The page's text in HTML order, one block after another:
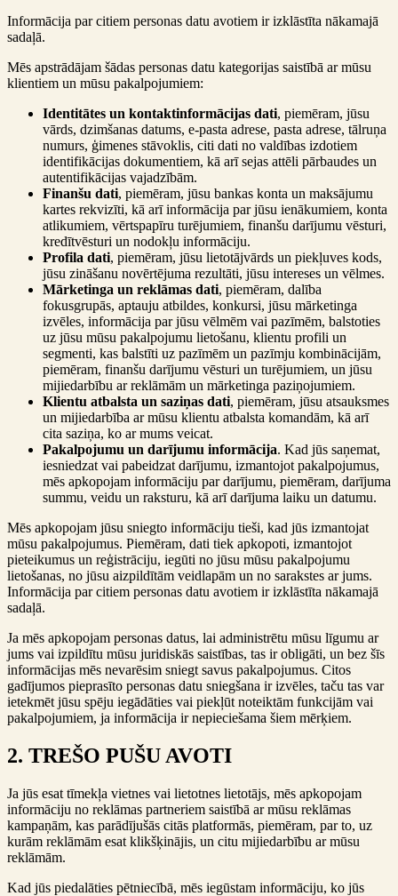
Informācija par citiem personas datu avotiem ir izklāstīta nākamajā
sadaļā.
Mēs apstrādājam šādas personas datu kategorijas saistībā ar mūsu
klientiem un mūsu pakalpojumiem:
Identitātes un kontaktinformācijas dati, piemēram, jūsu
vārds, dzimšanas datums, e-pasta adrese, pasta adrese, tālruņa
numurs, ģimenes stāvoklis, citi dati no valdības izdotiem
identifikācijas dokumentiem, kā arī sejas attēli pārbaudes un
autentifikācijas vajadzībām.
Finanšu dati, piemēram, jūsu bankas konta un maksājumu
kartes rekvizīti, kā arī informācija par jūsu ienākumiem, konta
atlikumiem, vērtspapīru turējumiem, finanšu darījumu vēsturi,
kredītvēsturi un nodokļu informāciju.
Profila dati, piemēram, jūsu lietotājvārds un piekļuves kods,
jūsu zināšanu novērtējuma rezultāti, jūsu intereses un vēlmes.
Mārketinga un reklāmas dati, piemēram, dalība
fokusgrupās, aptauju atbildes, konkursi, jūsu mārketinga
izvēles, informācija par jūsu vēlmēm vai pazīmēm, balstoties
uz jūsu mūsu pakalpojumu lietošanu, klientu profili un
segmenti, kas balstīti uz pazīmēm un pazīmju kombinācijām,
piemēram, finanšu darījumu vēsturi un turējumiem, un jūsu
mijiedarbību ar reklāmām un mārketinga paziņojumiem.
Klientu atbalsta un saziņas dati, piemēram, jūsu atsauksmes
un mijiedarbība ar mūsu klientu atbalsta komandām, kā arī
cita saziņa, ko ar mums veicat.
Pakalpojumu un darījumu informācija. Kad jūs saņemat,
iesniedzat vai pabeidzat darījumu, izmantojot pakalpojumus,
mēs apkopojam informāciju par darījumu, piemēram, darījuma
summu, veidu un raksturu, kā arī darījuma laiku un datumu.
Mēs apkopojam jūsu sniegto informāciju tieši, kad jūs izmantojat
mūsu pakalpojumus. Piemēram, dati tiek apkopoti, izmantojot
pieteikumus un reģistrāciju, iegūti no jūsu mūsu pakalpojumu
lietošanas, no jūsu aizpildītām veidlapām un no sarakstes ar jums.
Informācija par citiem personas datu avotiem ir izklāstīta nākamajā
sadaļā.
Ja mēs apkopojam personas datus, lai administrētu mūsu līgumu ar
jums vai izpildītu mūsu juridiskās saistības, tas ir obligāti, un bez šīs
informācijas mēs nevarēsim sniegt savus pakalpojumus. Citos
gadījumos pieprasīto personas datu sniegšana ir izvēles, taču tas var
ietekmēt jūsu spēju iegādāties vai piekļūt noteiktām funkcijām vai
pakalpojumiem, ja informācija ir nepieciešama šiem mērķiem.
2. TREŠO PUŠU AVOTI
Ja jūs esat tīmekļa vietnes vai lietotnes lietotājs, mēs apkopojam
informāciju no reklāmas partneriem saistībā ar mūsu reklāmas
kampaņām, kas parādījušās citās platformās, piemēram, par to, uz
kurām reklāmām esat klikšķinājis, un citu mijiedarbību ar mūsu
reklāmām.
Kad jūs piedalāties pētniecībā, mēs iegūstam informāciju, ko jūs